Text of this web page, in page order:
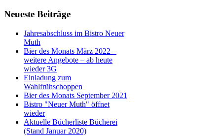
Neueste Beiträge
Jahresabschluss im Bistro Neuer
Muth
Bier des Monats März 2022 –
weitere Angebote – ab heute
wieder 3G
Einladung zum
Wahlfrühschoppen
Bier des Monats September 2021
Bistro "Neuer Muth" öffnet
wieder
Aktuelle Bücherliste Bücherei
(Stand Januar 2020)